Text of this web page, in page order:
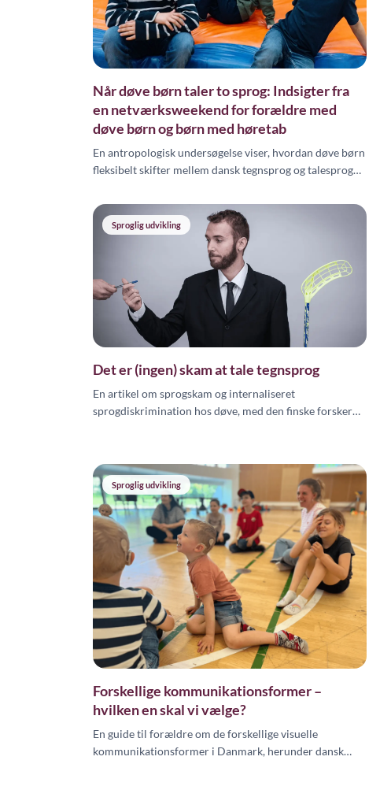
Når døve børn taler to sprog: Indsigter fra
en netværksweekend for forældre med
døve børn og børn med høretab
En antropologisk undersøgelse viser, hvordan døve børn
fleksibelt skifter mellem dansk tegnsprog og talesprog
Sproglig udvikling
Det er (ingen) skam at tale tegnsprog
En artikel om sprogskam og internaliseret
sprogdiskrimination hos døve, med den finske forsker
Sproglig udvikling
Forskellige kommunikationsformer –
hvilken en skal vi vælge?
En guide til forældre om de forskellige visuelle
kommunikationsformer i Danmark, herunder dansk